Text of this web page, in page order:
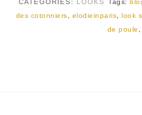
CATEGORIES: LOOKS Tags:
des cotonniers
elodieinparis ,look
de poule